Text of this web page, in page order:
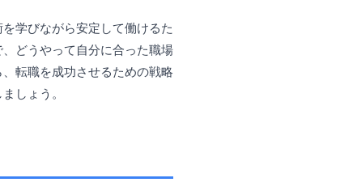
学びながら安定して働けるた
どうやって自分に合った職場
転職を成功させるための戦略
しょう。